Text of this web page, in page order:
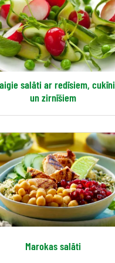
salāti ar redīsiem, cukīni
un zirnīšiem
Marokas salāti